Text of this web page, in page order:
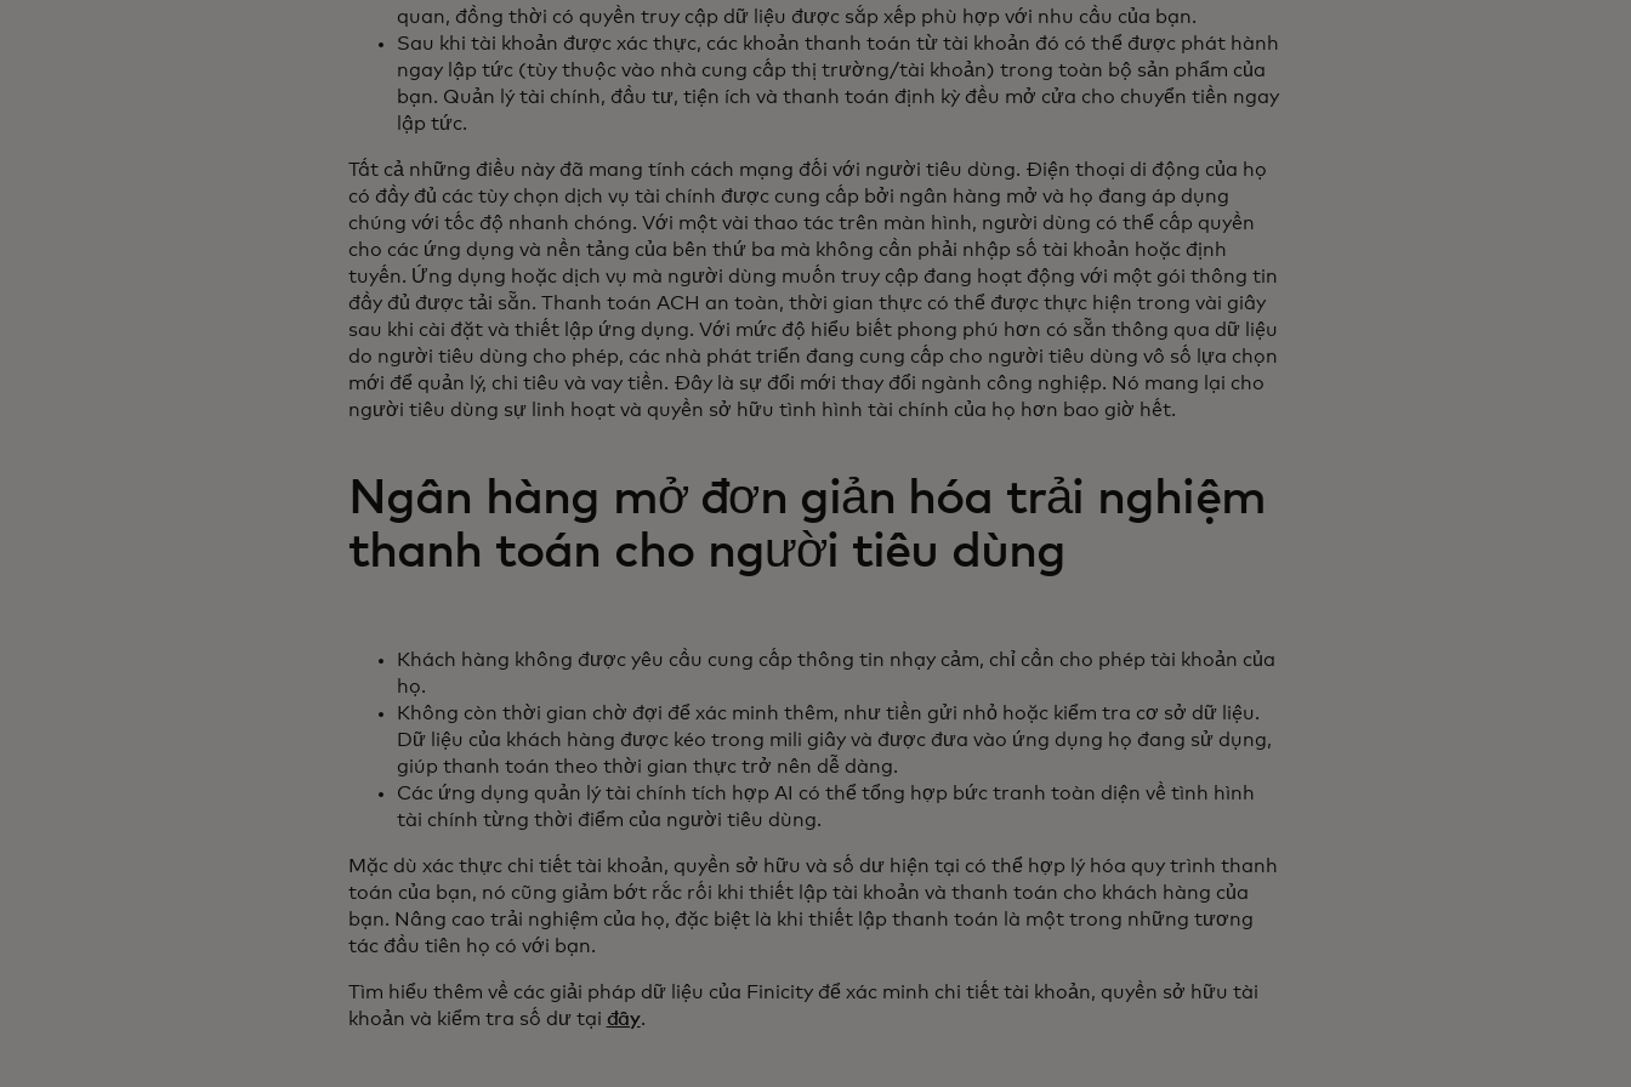
quan, đồng thời có quyền truy cập dữ liệu được sắp xếp phù hợp với nhu cầu của bạn.
Sau khi tài khoản được xác thực, các khoản thanh toán từ tài khoản đó có thể được phát hành
ngay lập tức (tùy thuộc vào nhà cung cấp thị trường/tài khoản) trong toàn bộ sản phẩm của
bạn. Quản lý tài chính, đầu tư, tiện ích và thanh toán định kỳ đều mở cửa cho chuyển tiền ngay
lập tức.
Tất cả những điều này đã mang tính cách mạng đối với người tiêu dùng. Điện thoại di động của họ
có đầy đủ các tùy chọn dịch vụ tài chính được cung cấp bởi ngân hàng mở và họ đang áp dụng
chúng với tốc độ nhanh chóng. Với một vài thao tác trên màn hình, người dùng có thể cấp quyền
cho các ứng dụng và nền tảng của bên thứ ba mà không cần phải nhập số tài khoản hoặc định
tuyến. Ứng dụng hoặc dịch vụ mà người dùng muốn truy cập đang hoạt động với một gói thông tin
đầy đủ được tải sẵn. Thanh toán ACH an toàn, thời gian thực có thể được thực hiện trong vài giây
sau khi cài đặt và thiết lập ứng dụng. Với mức độ hiểu biết phong phú hơn có sẵn thông qua dữ liệu
do người tiêu dùng cho phép, các nhà phát triển đang cung cấp cho người tiêu dùng vô số lựa chọn
mới để quản lý, chi tiêu và vay tiền. Đây là sự đổi mới thay đổi ngành công nghiệp. Nó mang lại cho
người tiêu dùng sự linh hoạt và quyền sở hữu tình hình tài chính của họ hơn bao giờ hết.
Ngân hàng mở đơn giản hóa trải nghiệm
thanh toán cho người tiêu dùng
Khách hàng không được yêu cầu cung cấp thông tin nhạy cảm, chỉ cần cho phép tài khoản của
họ.
Không còn thời gian chờ đợi để xác minh thêm, như tiền gửi nhỏ hoặc kiểm tra cơ sở dữ liệu.
Dữ liệu của khách hàng được kéo trong mili giây và được đưa vào ứng dụng họ đang sử dụng,
giúp thanh toán theo thời gian thực trở nên dễ dàng.
Các ứng dụng quản lý tài chính tích hợp AI có thể tổng hợp bức tranh toàn diện về tình hình
tài chính từng thời điểm của người tiêu dùng.
Mặc dù xác thực chi tiết tài khoản, quyền sở hữu và số dư hiện tại có thể hợp lý hóa quy trình thanh
toán của bạn, nó cũng giảm bớt rắc rối khi thiết lập tài khoản và thanh toán cho khách hàng của
bạn. Nâng cao trải nghiệm của họ, đặc biệt là khi thiết lập thanh toán là một trong những tương
tác đầu tiên họ có với bạn.
Tìm hiểu thêm về các giải pháp dữ liệu của Finicity để xác minh chi tiết tài khoản, quyền sở hữu tài
khoản và kiểm tra số dư tại đây.